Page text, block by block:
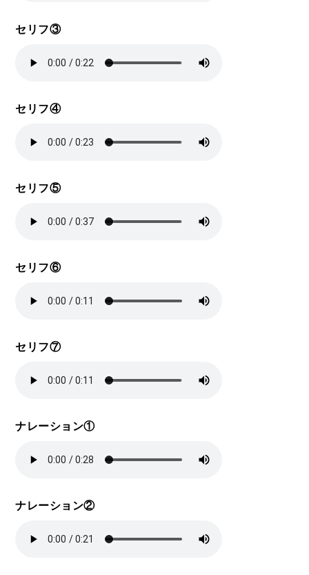
セリフ③
セリフ④
セリフ⑤
セリフ⑥
セリフ⑦
ナレーション①
ナレーション②